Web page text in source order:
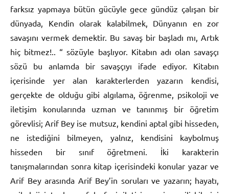
farksız yapmaya bütün gücüyle gece gündüz çalışan bir
dünyada, Kendin olarak kalabilmek, Dünyanın en zor
savaşını vermek demektir. Bu savaş bir başladı mı, Artık
hiç bitmez!.. “ sözüyle başlıyor. Kitabın adı olan savaşçı
sözü bu anlamda bir savaşçıyı ifade ediyor. Kitabın
içerisinde yer alan karakterlerden yazarın kendisi,
gerçekte de olduğu gibi algılama, öğrenme, psikoloji ve
iletişim konularında uzman ve tanınmış bir öğretim
görevlisi; Arif Bey ise mutsuz, kendini aptal gibi hisseden,
ne istediğini bilmeyen, yalnız, kendisini kaybolmuş
hisseden bir sınıf öğretmeni. İki karakterin
tanışmalarından sonra kitap içerisindeki konular yazar ve
Arif Bey arasında Arif Bey’in soruları ve yazarın; hayatı,